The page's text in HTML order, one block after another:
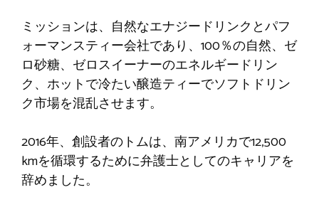
ミッションは、自然なエナジードリンクとパフ
ォーマンスティー会社であり、100％の自然、ゼ
ロ砂糖、ゼロスイーナーのエネルギードリン
ク、ホットで冷たい醸造ティーでソフトドリン
ク市場を混乱させます。
2016年、創設者のトムは、南アメリカで12,500
kmを循環するために弁護士としてのキャリアを
辞めました。